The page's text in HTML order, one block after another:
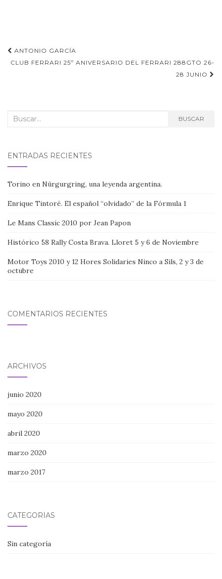
Navegación
de
ANTONIO GARCÍA
CLUB FERRARI 25º ANIVERSARIO DEL FERRARI 288GTO 26-
28 JUNIO
Buscar: BUSCAR
ENTRADAS RECIENTES
Torino en Nürgurgring, una leyenda argentina.
Enrique Tintoré. El español “olvidado” de la Fórmula 1
Le Mans Classic 2010 por Jean Papon
Histórico 58 Rally Costa Brava. Lloret 5 y 6 de Noviembre
Motor Toys 2010 y 12 Hores Solidaries Ninco a Sils, 2 y 3 de
octubre
COMENTARIOS RECIENTES
ARCHIVOS
junio 2020
mayo 2020
abril 2020
marzo 2020
marzo 2017
CATEGORÍAS
Sin categoría